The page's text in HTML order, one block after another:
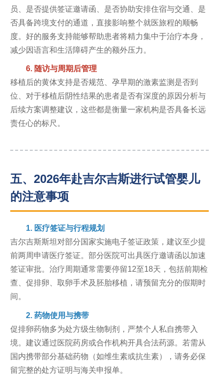
员、是否提供签证邀请函、是否协助安排住宿与交通、是
否具备跨境支付的通道，直接影响整个就医旅程的顺畅
度。好的服务支持能够帮助患者将精力集中于治疗本身，
减少因语言和生活障碍产生的额外压力。
6. 随访与周期后管理
移植后的黄体支持是否规范、孕早期的激素监测是否到
位、对于移植后阴性结果的患者是否有深度的原因分析与
后续方案调整建议，这些都是衡量一家机构是否具备长远
责任心的标尺。
五、2026年赴吉尔吉斯进行试管婴儿
的注意事项
1. 医疗签证与行程规划
吉尔吉斯斯坦对部分国家实施电子签证政策，建议至少提
前两周申请医疗签证。部分医院可出具医疗邀请函以加速
签证审批。治疗周期通常需要停留12至18天，包括前期检
查、促排卵、取卵手术及胚胎移植，请预留充分的假期时
间。
2. 药物使用与携带
促排卵药物多为处方级生物制剂，严禁个人私自携带入
境。建议通过医院药房或合作机构开具合法药源。若需从
国内携带部分基础药物（如维生素或抗生素），请务必保
留完整的处方证明与海关申报单。